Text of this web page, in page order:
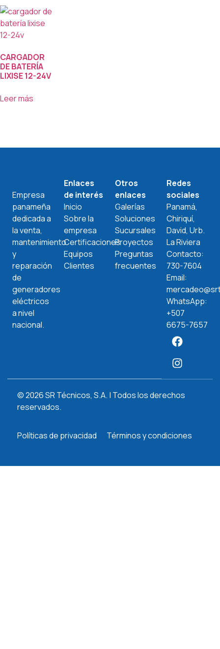
CARGADOR
DE BATERÍA
LIXISE 12-24V
Leer más
Empresa
panameña
dedicada a
la venta,
mantenimiento
y
reparación
de
generadores
eléctricos
a nivel
nacional.
Enlaces
de interés
Inicio
Sobre la
empresa
Certificaciones
Equipos
Clientes
Otros
enlaces
Galerías
Soluciones
Sucursales
Proyectos
Preguntas
frecuentes
Redes
sociales
Panamá,
Chiriquí,
David, Urb.
La Riviera
Contacto:
730-7604
Email:
WhatsApp:
+507
6675-7657
© 2026 SR Técnicos, S.A. | Todos los derechos
reservados.
Políticas de privacidad Términos y condiciones